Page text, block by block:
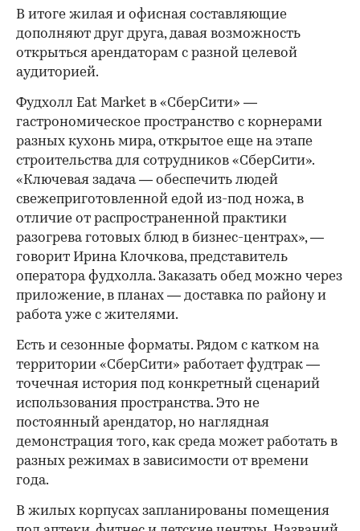
В итоге жилая и офисная составляющие
дополняют друг друга, давая возможность
открыться арендаторам с разной целевой
аудиторией.
Фудхолл Eat Market в «СберСити» —
гастрономическое пространство с корнерами
разных кухонь мира, открытое еще на этапе
строительства для сотрудников «СберСити».
«Ключевая задача — обеспечить людей
свежеприготовленной едой из-под ножа, в
отличие от распространенной практики
разогрева готовых блюд в бизнес-центрах», —
говорит Ирина Клочкова, представитель
оператора фудхолла. Заказать обед можно через
приложение, в планах — доставка по району и
работа уже с жителями.
Есть и сезонные форматы. Рядом с катком на
территории «СберСити» работает фудтрак —
точечная история под конкретный сценарий
использования пространства. Это не
постоянный арендатор, но наглядная
демонстрация того, как среда может работать в
разных режимах в зависимости от времени
года.
В жилых корпусах запланированы помещения